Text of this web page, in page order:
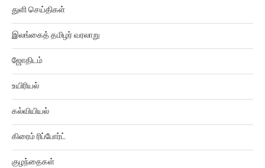
துளி செய்திகள்
இலங்கைத் தமிழர் வரலாறு
ஜோதிடம்
உயிரியல்
கல்வியியல்
கிரைம் ரிப்போர்ட்
குழந்தைகள்